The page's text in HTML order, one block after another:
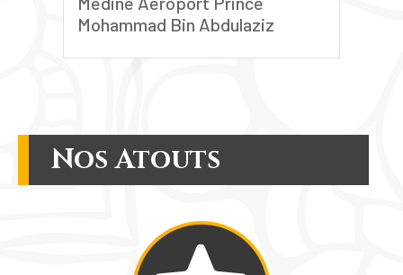
Mohammad Bin Abdulaziz
Nos Atouts